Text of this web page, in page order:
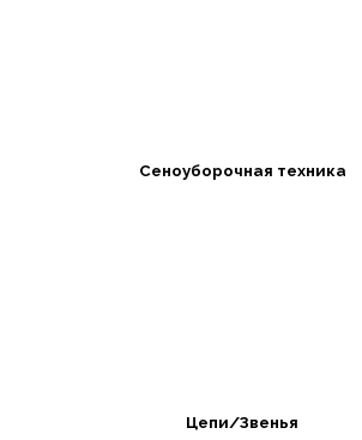
Сеноуборочная техника
Цепи/Звенья